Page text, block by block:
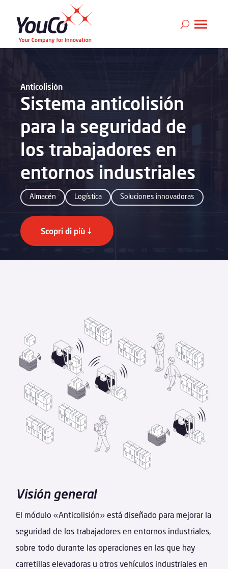
Sistema anticolisión
para la seguridad de
los trabajadores en
entornos industriales
Anticolisión
Almacén Logística Soluciones innovadoras
Scopri di più
Visión general
El módulo «Anticolisión» está diseñado para mejorar la
seguridad de los trabajadores en entornos industriales,
sobre todo durante las operaciones en las que hay
carretillas elevadoras u otros vehículos industriales en